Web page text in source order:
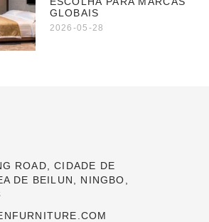
GLOBAIS
2026-05-28
ROAD, CIDADE DE
DE BEILUN, NINGBO,